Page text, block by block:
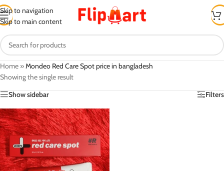
Skip to navigation
Skip to main content
Home »Mondeo Red Care Spot price in bangladesh
Showing the single result
Show sidebar
Filters